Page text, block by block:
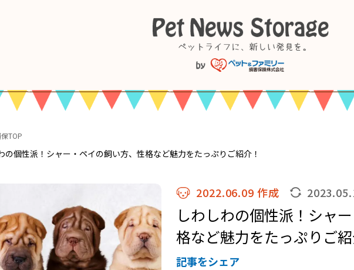
TOP
の個性派！シャー・ペイの飼い方、性格など魅力をたっぷりご紹介！
2022.06.09 作成
しわしわの個性派！シャ
格など魅力をたっぷりご紹
記事をシェア